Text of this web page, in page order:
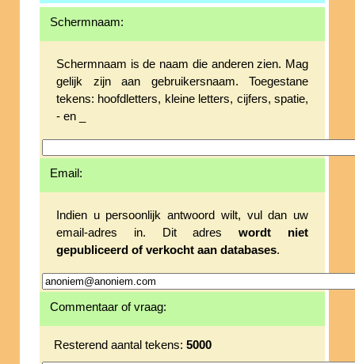
Schermnaam:
Schermnaam is de naam die anderen zien. Mag
gelijk zijn aan gebruikersnaam. Toegestane
tekens: hoofdletters, kleine letters, cijfers, spatie,
- en _
Email:
Indien u persoonlijk antwoord wilt, vul dan uw
email-adres in. Dit adreswordt niet
gepubliceerd of verkocht aan databases.
Commentaar of vraag:
Resterend aantal tekens: 5000